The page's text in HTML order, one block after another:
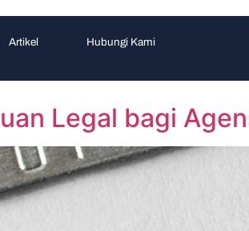
Artikel Hubungi Kami
Legal bagi